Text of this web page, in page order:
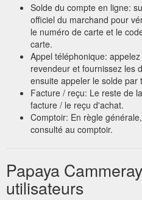
Solde du compte en ligne:
officiel du marchand pour
le numéro de carte et le
carte.
Appel téléphonique:
revendeur et fournissez les
ensuite appeler le solde par
Facture / reçu: Le reste de
facture / le reçu d'achat.
Comptoir: En règle
consulté au comptoir.
Papaya
utilisateurs